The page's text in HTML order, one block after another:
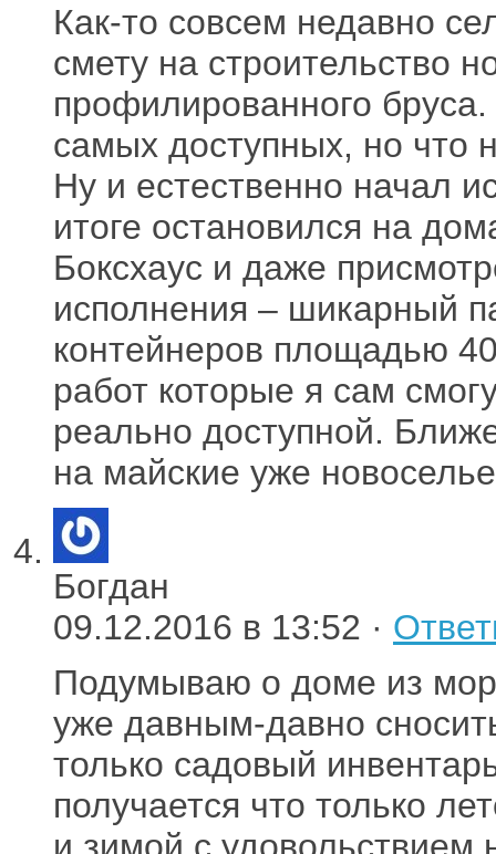
Как-то совсем недавно
смету на строительство
профилированного
самых доступных, но что
Ну и естественно начал
итоге остановился на
Боксхаус и даже
исполнения – шикарный
контейнеров площадью
работ которые я сам
реально доступной.
на майские уже
Богдан
09.12.2016 в 13:52 ·
Подумываю о доме из
уже давным-давно
только садовый
получается что только
и зимой с удовольствием